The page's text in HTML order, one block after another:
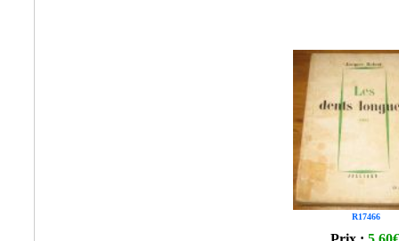
R17466